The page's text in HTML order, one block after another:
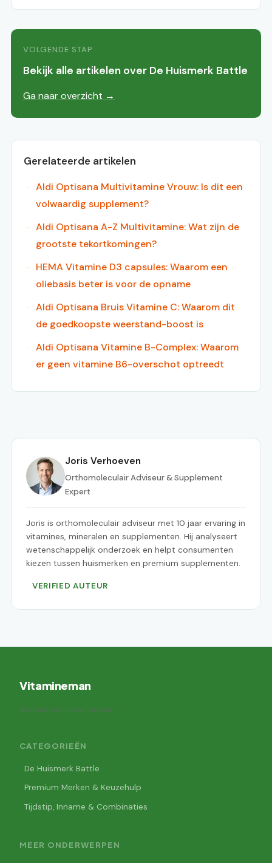
VOLGENDE STAP
Bekijk alle artikelen over De Huismerk Battle
Ga naar overzicht →
Gerelateerde artikelen
Aldi Optisana Multivitamine Vrouw: Is dit een
volwaardig supplement?
Aldi Optisana A-Z Multivitamine: Wat zijn de
grootste tekortkomingen?
HEMA Vitamine D3 capsules: Waarom een
oliebasis beter is voor de opname
Aldi Optisana Bruis Vitamine C: Waarom dit
de goedkoopste weerstand-boost is
Aldi Optisana Vitamine B-Complex: Waarom
er geen vitamine B6-overschot optreedt
Joris Verhoeven
Orthomoleculair Adviseur & Supplement
Expert
Joris is orthomoleculair adviseur met 10 jaar ervaring in
vitamines, mineralen en supplementen. Hij analyseert
wetenschappelijk onderzoek en helpt consumenten
kiezen tussen huismerken en premium supplementen.
VERIFIED AUTEUR
Vitamineman
Auteur: Joris Verhoeven
CATEGORIEËN
De Huismerk Battle
Premium Merken & Keuzehulp
Tijdstip, Inname & Combinaties
MEER ONDERWERPEN